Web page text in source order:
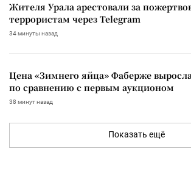
Жителя Урала арестовали за
террористам через Telegram
34 минуты назад
Цена «Зимнего яйца» Фаберже
по сравнению с первым аукционом
38 минут назад
Показать ещё